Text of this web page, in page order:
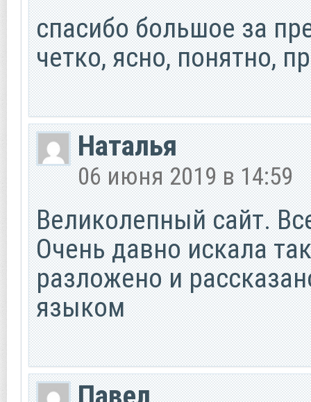
спасибо большое за
четко, ясно, понятно,
Наталья
06 июня 2019 в 14:59
Великолепный сайт.
Очень давно искала
разложено и
языком